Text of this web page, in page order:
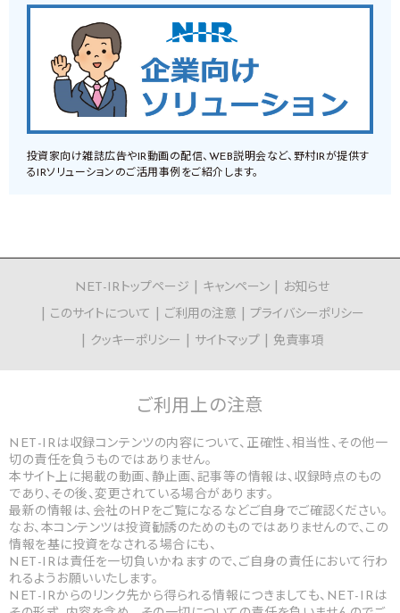
投資家向け雑誌広告やIR動画の配信、WEB説明会など、野村IRが提供す
るIRソリューションのご活用事例をご紹介します。
NET-IRトップページ キャンペーン
お知らせ
このサイトについて
ご利用の注意
プライバシーポリシー
クッキーポリシー
サイトマップ 免責事項
ご利用上の注意
NET-IRは収録コンテンツの内容について、正確性、相当性、その他一
切の責任を負うものではありません。
本サイト上に掲載の動画、静止画、記事等の情報は、収録時点のもの
であり、その後、変更されている場合があります。
最新の情報は、会社のHPをご覧になるなどご自身でご確認ください。
なお、本コンテンツは投資勧誘のためのものではありませんので、この
情報を基に投資をなされる場合にも、
NET-IRは責任を一切負いかねますので、ご自身の責任において行わ
れるようお願いいたします。
NET-IRからのリンク先から得られる情報につきましても、NET-IRは